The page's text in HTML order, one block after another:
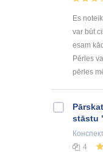
Es
var būt
esam
Pērles
pērles
stāstu
4